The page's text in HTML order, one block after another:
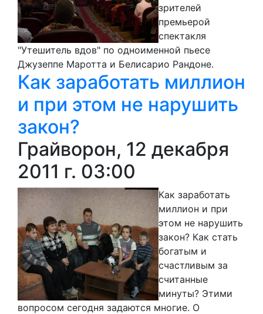
зрителей
премьерой
спектакля
"Утешитель вдов" по одноименной пьесе
Джузеппе Маротта и Белисарио Рандоне.
Как заработать миллион
и при этом не нарушить
закон?
Грайворон, 12 декабря
2011 г. 03:00
Как заработать
миллион и при
этом не нарушить
закон? Как стать
богатым и
счастливым за
считанные
минуты? Этими
вопросом сегодня задаются многие. О